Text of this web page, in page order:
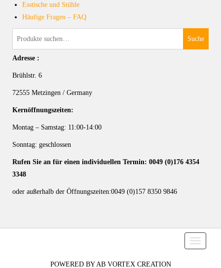
Esstische und Stühle
Häufige Fragen – FAQ
Suche
Adresse :
Brühlstr. 6
72555 Metzingen / Germany
Kernöffnungszeiten:
Montag – Samstag: 11:00-14:00
Sonntag: geschlossen
Rufen Sie an für einen individuellen Termin: 0049 (0)176 4354
3348
oder außerhalb der Öffnungszeiten:0049 (0)157 8350 9846
Toggle
POWERED BY AB VORTEX CREATION